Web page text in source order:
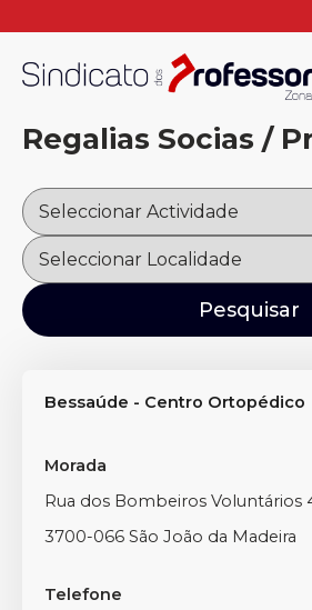
Regalias Socias /
Bessaúde - Centro Ortopédico
Morada
Rua dos Bombeiros Voluntários
3700-066 São João da Madeira
Telefone